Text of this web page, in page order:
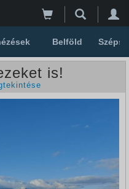
Belföld
is!